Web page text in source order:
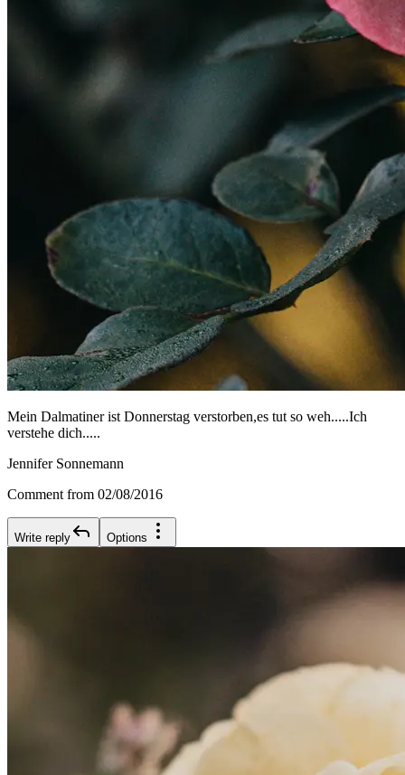
Mein Dalmatiner ist Donnerstag verstorben,es tut so weh.....Ich
verstehe dich.....
Jennifer Sonnemann
Comment from 02/08/2016
Write reply Options